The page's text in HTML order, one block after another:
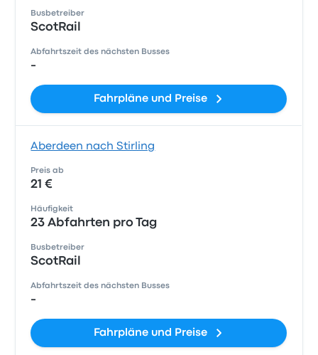
Busbetreiber
ScotRail
Abfahrtszeit des nächsten Busses
-
Fahrpläne und Preise
Aberdeen nach Stirling
Preis ab
21 €
Häufigkeit
23 Abfahrten pro Tag
Busbetreiber
ScotRail
Abfahrtszeit des nächsten Busses
-
Fahrpläne und Preise